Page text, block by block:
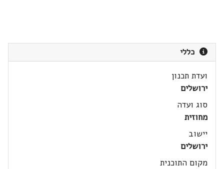
כללי
ועדת תכנון
ירושלים
סוג ועדה
מחוזית
יישוב
ירושלים
מקום התוכנית